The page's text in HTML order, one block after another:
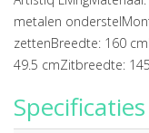
metalen
zettenBreedte: 160
49.5 cmZitbreedte:
Specificaties